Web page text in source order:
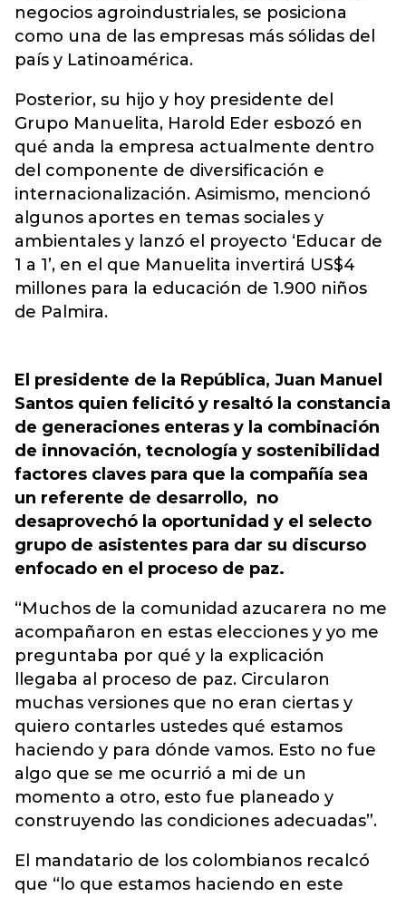
negocios agroindustriales, se posiciona
como una de las empresas más sólidas del
país y Latinoamérica.
Posterior, su hijo y hoy presidente del
Grupo Manuelita, Harold Eder esbozó en
qué anda la empresa actualmente dentro
del componente de diversificación e
internacionalización. Asimismo, mencionó
algunos aportes en temas sociales y
ambientales y lanzó el proyecto ‘Educar de
1 a 1’, en el que Manuelita invertirá US$4
millones para la educación de 1.900 niños
de Palmira.
El presidente de la República, Juan Manuel
Santos quien felicitó y resaltó la constancia
de generaciones enteras y la combinación
de innovación, tecnología y sostenibilidad
factores claves para que la compañía sea
un referente de desarrollo, no
desaprovechó la oportunidad y el selecto
grupo de asistentes para dar su discurso
enfocado en el proceso de paz.
“Muchos de la comunidad azucarera no me
acompañaron en estas elecciones y yo me
preguntaba por qué y la explicación
llegaba al proceso de paz. Circularon
muchas versiones que no eran ciertas y
quiero contarles ustedes qué estamos
haciendo y para dónde vamos. Esto no fue
algo que se me ocurrió a mi de un
momento a otro, esto fue planeado y
construyendo las condiciones adecuadas”.
El mandatario de los colombianos recalcó
que “lo que estamos haciendo en este